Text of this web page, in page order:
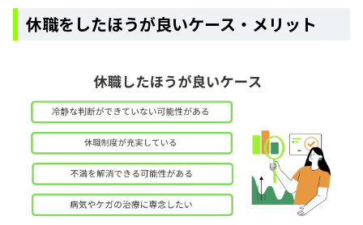
休職をしたほうが良いケース・メリット